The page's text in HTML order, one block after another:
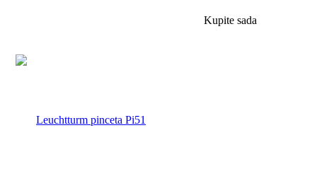
Kupite sada